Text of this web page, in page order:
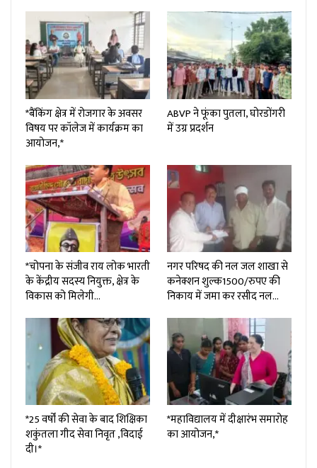
*बैंकिंग क्षेत्र में रोजगार के अवसर
विषय पर कॉलेज में कार्यक्रम का
आयोजन,*
ABVP ने फूंका पुतला, घोरडोंगरी
में उग्र प्रदर्शन
*चोपना के संजीव राय लोक भारती
के केंद्रीय सदस्य नियुक्त, क्षेत्र के
विकास को मिलेगी…
नगर परिषद की नल जल शाखा से
कनेक्शन शुल्क₹1500/रुपए की
निकाय में जमा कर रसीद नल…
*25 वर्षों की सेवा के बाद शिक्षिका
शकुंतला गीद सेवा निवृत ,विदाई
दी।*
*महाविद्यालय में दीक्षारंभ समारोह
का आयोजन,*